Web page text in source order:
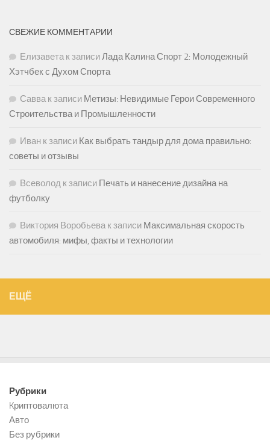
СВЕЖИЕ КОММЕНТАРИИ
Елизаветак записиЛада Калина Спорт 2: Молодежный
Хэтчбек с Духом Спорта
Саввак записи Метизы: Невидимые Герои Современного
Строительства и Промышленности
Иван к записи Как выбрать тандыр для дома правильно:
советы и отзывы
Всеволод к записи Печать и нанесение дизайна на
футболку
Виктория Воробьевак записи Максимальная скорость
автомобиля: мифы, факты и технологии
ЕЩЁ
Рубрики
Kриптовалюта
Авто
Без рубрики